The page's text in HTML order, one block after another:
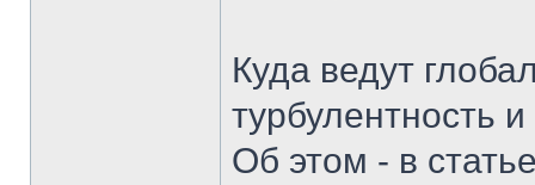
Куда ведут
турбулентность
Об этом - в